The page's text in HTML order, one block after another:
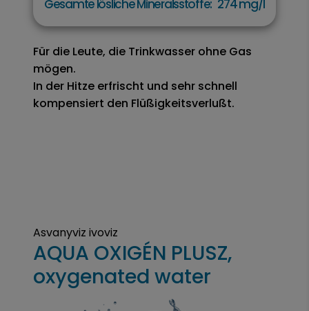
Gesamte lösliche Mineralsstoffe: 274 mg/l
Für die Leute, die Trinkwasser ohne Gas
mögen.
In der Hitze erfrischt und sehr schnell
kompensiert den Flüßigkeitsverlußt.
Asvanyviz ivoviz
AQUA OXIGÉN PLUSZ,
oxygenated water